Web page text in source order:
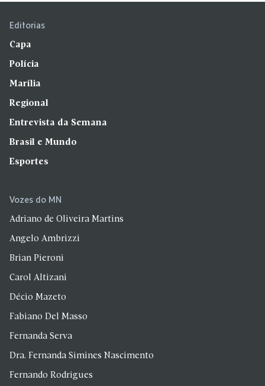
Editorias
Capa
Polícia
Marília
Regional
Entrevista da Semana
Brasil e Mundo
Esportes
Vozes do MN
Adriano de Oliveira Martins
Angelo Ambrizzi
Brian Pieroni
Carol Altizani
Décio Mazeto
Fabiano Del Masso
Fernanda Serva
Dra. Fernanda Simines Nascimento
Fernando Rodrigues